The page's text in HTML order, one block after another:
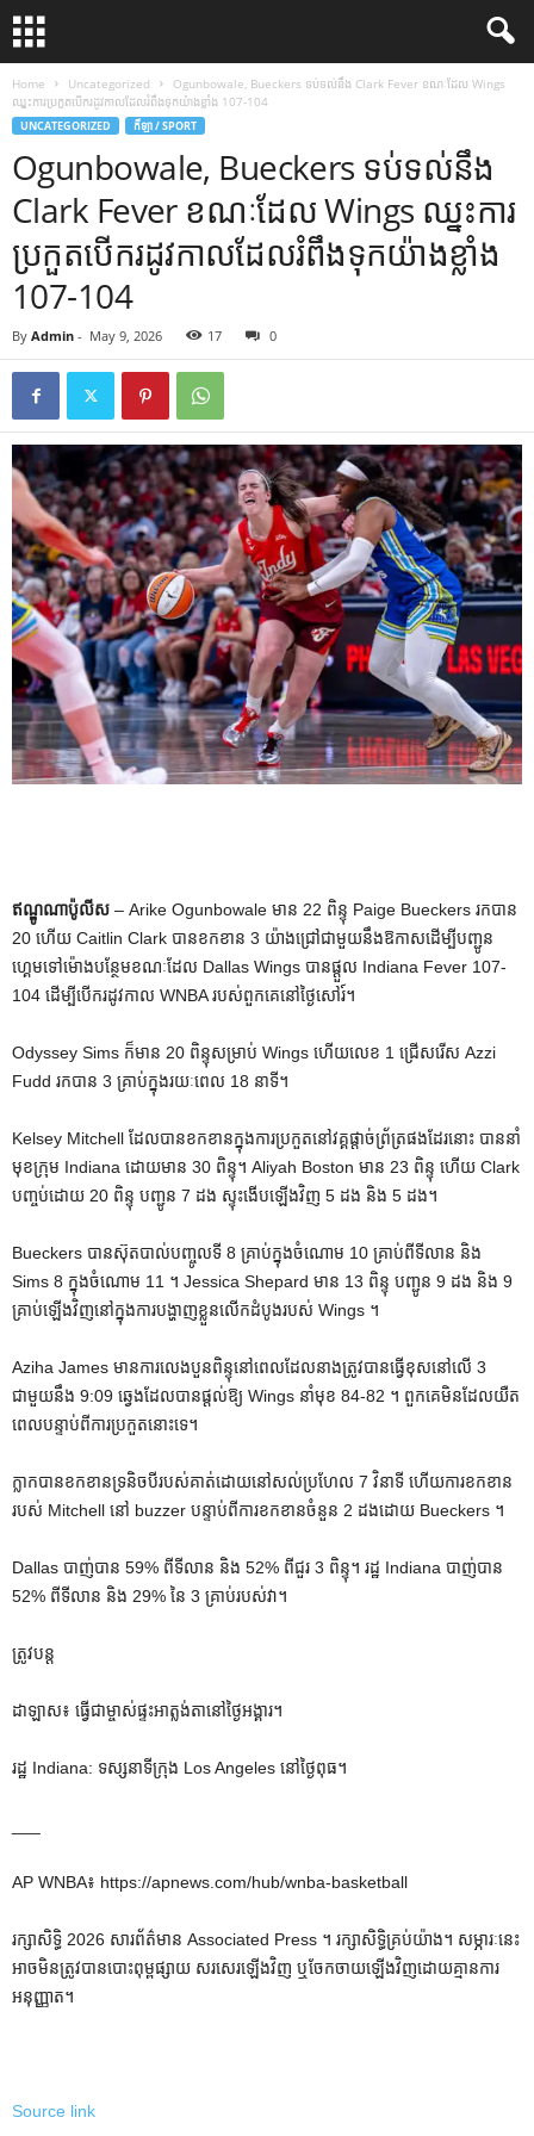
Home Uncategorized
Ogunbowale, Bueckers ទប់ទល់នឹង Clark Fever ខណៈដែល Wings
ឈ្នះការប្រកួតបើករដូវកាលដែលរំពឹងទុកយ៉ាងខ្លាំង 107-104
UNCATEGORIZED កីឡា / SPORT
Ogunbowale, Bueckers ទប់ទល់នឹង
Clark Fever ខណៈដែល Wings ឈ្នះការ
ប្រកួតបើករដូវកាលដែលរំពឹងទុកយ៉ាងខ្លាំង
107-104
By Admin - May 9, 2026 17 0
ឥណ្ឌូណាប៉ូលីស – Arike Ogunbowale មាន 22 ពិន្ទុ Paige Bueckers រកបាន
20 ហើយ Caitlin Clark បានខកខាន 3 យ៉ាងជ្រៅជាមួយនឹងឱកាសដើម្បីបញ្ជូន
ហ្គេមទៅម៉ោងបន្ថែមខណៈដែល Dallas Wings បានផ្តួល Indiana Fever 107-
104 ដើម្បីបើករដូវកាល WNBA របស់ពួកគេនៅថ្ងៃសៅរ៍។
Odyssey Sims ក៏មាន 20 ពិន្ទុសម្រាប់ Wings ហើយលេខ 1 ជ្រើសរើស Azzi
Fudd រកបាន 3 គ្រាប់ក្នុងរយៈពេល 18 នាទី។
Kelsey Mitchell ដែល​បាន​ខក​ខាន​ក្នុង​ការ​ប្រកួត​នៅ​វគ្គ​ផ្តាច់ព្រ័ត្រ​ផង​ដែរ​នោះ បាន​នាំ​
មុខ​ក្រុម Indiana ដោយ​មាន 30 ពិន្ទុ។ Aliyah Boston មាន 23 ពិន្ទុ ហើយ Clark
បញ្ចប់ដោយ 20 ពិន្ទុ បញ្ជូន 7 ដង ស្ទុះងើបឡើងវិញ 5 ដង និង 5 ដង។
Bueckers បានស៊ុតបាល់បញ្ចូលទី 8 គ្រាប់ក្នុងចំណោម 10 គ្រាប់ពីទីលាន និង
Sims 8 ក្នុងចំណោម 11 ។ Jessica Shepard មាន 13 ពិន្ទុ បញ្ជូន 9 ដង និង 9
គ្រាប់ឡើងវិញនៅក្នុងការបង្ហាញខ្លួនលើកដំបូងរបស់ Wings ។
Aziha James មាន​ការ​លេង​បួន​ពិន្ទុ​នៅ​ពេល​ដែល​នាង​ត្រូវ​បាន​ធ្វើ​ខុស​នៅ​លើ 3
ជាមួយ​នឹង 9:09 ឆ្វេង​ដែល​បាន​ផ្តល់​ឱ្យ Wings នាំមុខ 84-82 ។ ពួក​គេ​មិន​ដែល​យឺត​
ពេល​បន្ទាប់​ពី​ការ​ប្រកួត​នោះ​ទេ។
ក្លាកបានខកខានទ្រនិចបីរបស់គាត់ដោយនៅសល់ប្រហែល 7 វិនាទី ហើយការខកខាន
របស់ Mitchell នៅ buzzer បន្ទាប់ពីការខកខានចំនួន 2 ដងដោយ Bueckers ។
Dallas បាញ់បាន 59% ពីទីលាន និង 52% ពីជួរ 3 ពិន្ទុ។ រដ្ឋ Indiana បាញ់បាន
52% ពីទីលាន និង 29% នៃ 3 គ្រាប់របស់វា។
ត្រូវបន្ត
ដាឡាស៖ ធ្វើជាម្ចាស់ផ្ទះអាត្លង់តានៅថ្ងៃអង្គារ។
រដ្ឋ Indiana: ទស្សនាទីក្រុង Los Angeles នៅថ្ងៃពុធ។
AP WNBA៖ https://apnews.com/hub/wnba-basketball
រក្សាសិទ្ធិ 2026 សារព័ត៌មាន Associated Press ។ រក្សាសិទ្ធិគ្រប់យ៉ាង។ សម្ភារៈនេះ
អាចមិនត្រូវបានបោះពុម្ពផ្សាយ សរសេរឡើងវិញ ឬចែកចាយឡើងវិញដោយគ្មានការ
អនុញ្ញាត។
Source link